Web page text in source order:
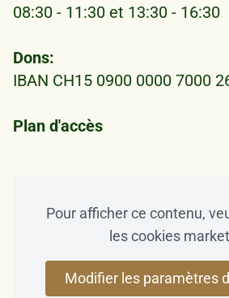
08:30 - 11:30 et 13:30 - 16:30
Dons:
IBAN CH15 0900 0000 7000
Plan d'accès
Pour afficher ce contenu,
les cookies
Modifier les paramètres